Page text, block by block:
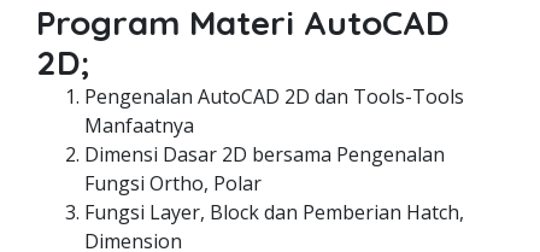
Program Materi AutoCAD
2D;
Pengenalan AutoCAD 2D dan Tools-Tools
Manfaatnya
Dimensi Dasar 2D bersama Pengenalan
Fungsi Ortho, Polar
Fungsi Layer, Block dan Pemberian Hatch,
Dimension